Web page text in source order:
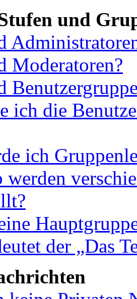
und
Moderatoren?
ich die
ich
werden
der „Das